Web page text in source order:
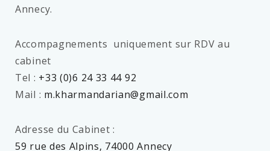
Annecy.
Accompagnements uniquement sur RDV au
cabinet
Tel : +33 (0)6 24 33 44 92
Mail : m.kharmandarian@gmail.com
Adresse du Cabinet :
59 rue des Alpins, 74000 Annecy